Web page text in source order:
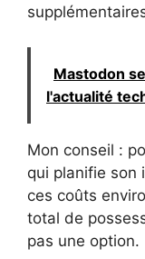
Mastodon
l'actualité
Mon conseil :
qui planifie son
ces coûts
total de
pas une option.